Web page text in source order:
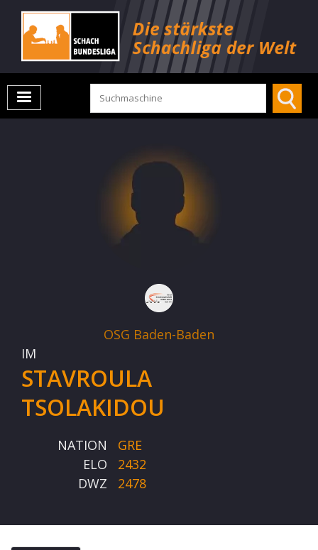
OSG Baden-Baden
IM
STAVROULA
TSOLAKIDOU
NATION
GRE
ELO
2432
DWZ
2478